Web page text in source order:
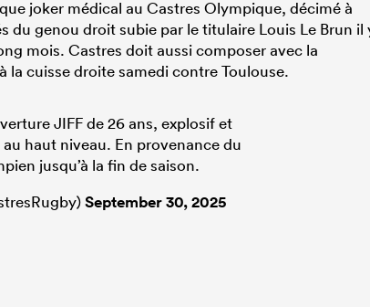
joker médical au Castres Olympique, décimé à
du genou droit subie par le titulaire Louis Le Brun il
mois. Castres doit aussi composer avec la
la cuisse droite samedi contre Toulouse.
JIFF de 26 ans, explosif et
haut niveau. En provenance du
jusqu’à la fin de saison.
September 30, 2025